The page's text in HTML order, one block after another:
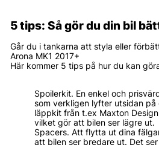
5 tips: Så gör du din bil
Går du i tankarna att styla eller
Arona MK1 2017+
Här kommer 5 tips på hur du kan
Spoilerkit. En enkel och
som verkligen lyfter utsidan på
läppkit från t.ex Maxton
vilket gör att bilen ser lägre ut.
Spacers. Att flytta ut dina
att bilen ser bredare ut. Det